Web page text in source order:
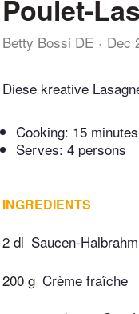
Poulet-
Betty Bossi DE Dec
Diese kreative
Cooking: 15 minutes
Serves: 4 persons
INGREDIENTS
2 dl Saucen-Halbrahm
200 g Crème fraîche